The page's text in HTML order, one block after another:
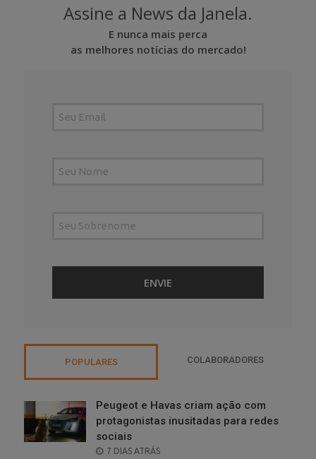
Assine a News da Janela.
E nunca mais perca
as melhores notícias do mercado!
POPULARES COLABORADORES
Peugeot e Havas criam ação com
protagonistas inusitadas para redes
sociais
POSTED
7 DIAS ATRÁS